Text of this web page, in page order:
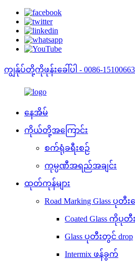
ကျွန်ုပ်တို့ကိုဖုန်းခေါ်ပါ - 0086-
နေအိမ်
ကိုယ်တို့အကြောင်း
စက်ရုံခရီးစဉ်
ကုမ္ပဏီအရည်အချင်း
ထုတ်ကုန်များ
Road Marking Glass ပုတီး
Coated Glass ကိုပုတီး
Glass ပုတီးတွင် drop
Intermix ဖန်ခွက်